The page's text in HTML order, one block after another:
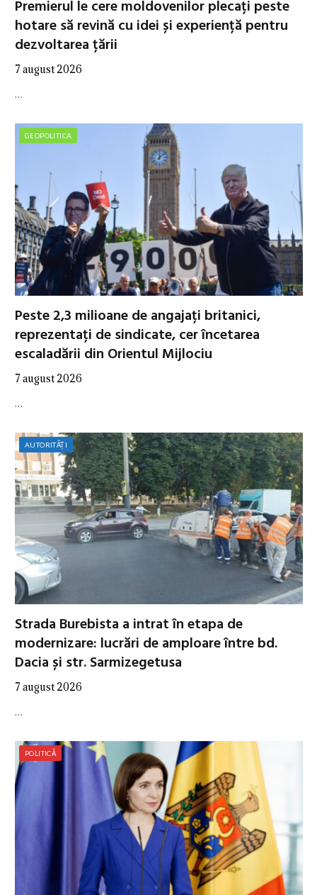
Premierul le cere moldovenilor plecați peste
hotare să revină cu idei și experiență pentru
dezvoltarea țării
7 august 2026
…
GEOPOLITICA
Peste 2,3 milioane de angajați britanici,
reprezentați de sindicate, cer încetarea
escaladării din Orientul Mijlociu
7 august 2026
…
AUTORITĂȚI
Strada Burebista a intrat în etapa de
modernizare: lucrări de amploare între bd.
Dacia și str. Sarmizegetusa
7 august 2026
…
POLITICĂ